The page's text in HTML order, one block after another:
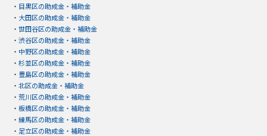
・ 目黒区の助成金・補助金
・ 大田区の助成金・補助金
・ 世田谷区の助成金・補助金
・ 渋谷区の助成金・補助金
・ 中野区の助成金・補助金
・ 杉並区の助成金・補助金
・ 豊島区の助成金・補助金
・ 北区の助成金・補助金
・ 荒川区の助成金・補助金
・ 板橋区の助成金・補助金
・ 練馬区の助成金・補助金
・ 足立区の助成金・補助金